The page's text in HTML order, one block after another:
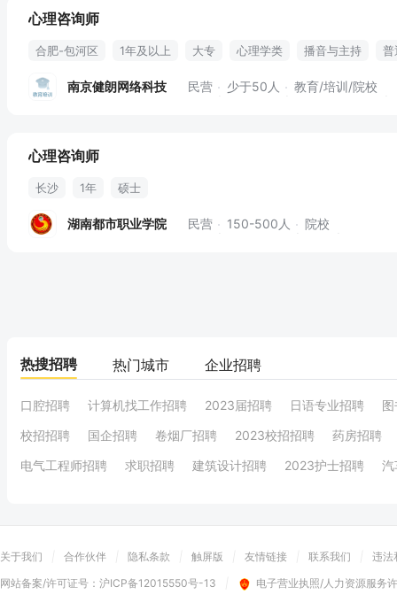
心理咨询师
合肥-包河区 1年及以上 大专 心理学类 播音与主持
普
授课
住房补贴
南京健朗网络科技 民营 少于50人 教育/培训/院校
心理咨询师
长沙 1年 硕士
湖南都市职业学院 民营 150-500人 院校
热搜招聘 热门城市 企业招聘
口腔招聘 计算机找工作招聘 2023届招聘 日语专业招聘
校招招聘
国企招聘 卷烟厂招聘 2023校招招聘
药房招聘
电气工程师招聘
求职招聘 建筑设计招聘 2023护士招聘 汽
关于我们 合作伙伴 隐私条款 触屏版 友情链接 联系我们
违法
网站备案/许可证号： 沪ICP备12015550号-13
电子营业执照/人力资源服务